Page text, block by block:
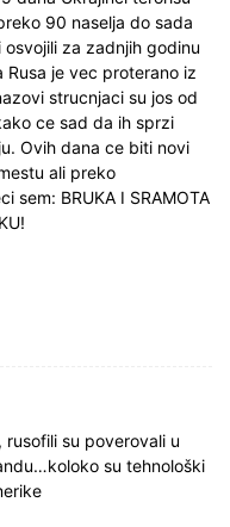
90 naselja do sada
za zadnjih godinu
je vec proterano iz
strucnjaci su jos od
ce sad da ih sprzi
Ovih dana ce biti novi
ali preko
sem: BRUKA I SRAMOTA
su poverovali u
su tehnološki